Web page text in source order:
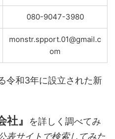
080-9047-3980
monstr.spport.01@gmail.c
om
令和3年に設立された新
』
を詳しく調べてみ
表サイトで検索してみた